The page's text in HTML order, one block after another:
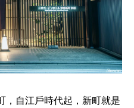
，自江戶時代起，新町就是